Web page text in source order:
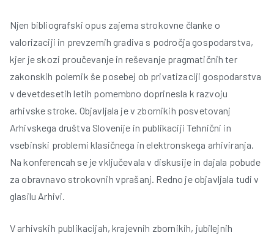
Njen bibliografski opus zajema strokovne članke o
valorizaciji in prevzemih gradiva s področja gospodarstva,
kjer je skozi proučevanje in reševanje pragmatičnih ter
zakonskih polemik še posebej ob privatizaciji gospodarstva
v devetdesetih letih pomembno doprinesla k razvoju
arhivske stroke. Objavljala je v zbornikih posvetovanj
Arhivskega društva Slovenije in publikaciji Tehnični in
vsebinski problemi klasičnega in elektronskega arhiviranja.
Na konferencah se je vključevala v diskusije in dajala pobude
za obravnavo strokovnih vprašanj. Redno je objavljala tudi v
glasilu Arhivi.
V arhivskih publikacijah, krajevnih zbornikih, jubilejnih